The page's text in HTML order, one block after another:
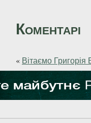
Коментарі
« Вітаємо